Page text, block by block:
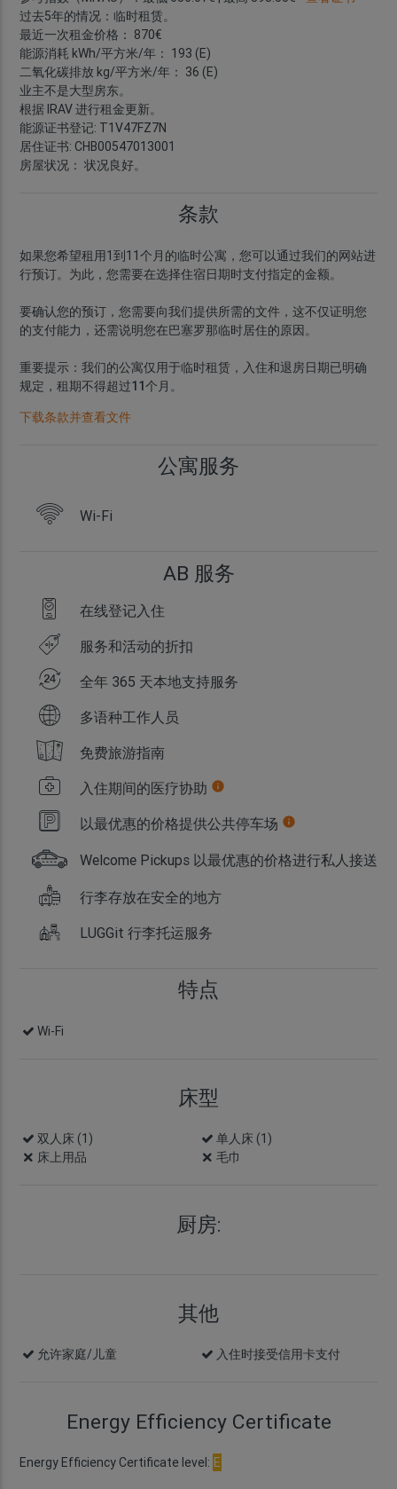
过去5年的情况：临时租赁。
最近一次租金价格： 870€
能源消耗 kWh/平方米/年： 193 (E)
二氧化碳排放 kg/平方米/年： 36 (E)
业主不是大型房东。
根据 IRAV 进行租金更新。
能源证书登记: T1V47FZ7N
居住证书: CHB00547013001
房屋状况： 状况良好。
条款
如果您希望租用1到11个月的临时公寓，您可以通过我们的网站进
行预订。为此，您需要在选择住宿日期时支付指定的金额。
要确认您的预订，您需要向我们提供所需的文件，这不仅证明您
的支付能力，还需说明您在巴塞罗那临时居住的原因。
重要提示：我们的公寓仅用于临时租赁，入住和退房日期已明确
规定，租期不得超过11个月。
下载条款并查看文件
公寓服务
Wi-Fi
AB 服务
在线登记入住
服务和活动的折扣
全年 365 天本地支持服务
多语种工作人员
免费旅游指南
入住期间的医疗协助 info
以最优惠的价格提供公共停车场 info
Welcome Pickups 以最优惠的价格进行私人接送
行李存放在安全的地方
LUGGit 行李托运服务
特点
Wi-Fi
床型
双人床 (1)
单人床 (1)
床上用品
毛巾
厨房:
其他
允许家庭/儿童 入住时接受信用卡支付
Energy Efficiency Certificate
Energy Efficiency Certificate level: E